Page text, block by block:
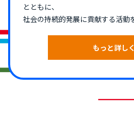
とともに、
社会の持続的発展に貢献する活動
もっと詳しく